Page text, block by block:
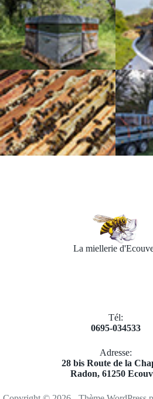
La miellerie
Tél:
0695-034533
Adresse:
​28 bis Route de la
Radon, 61250